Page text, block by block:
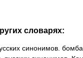
словарях:
синонимов.